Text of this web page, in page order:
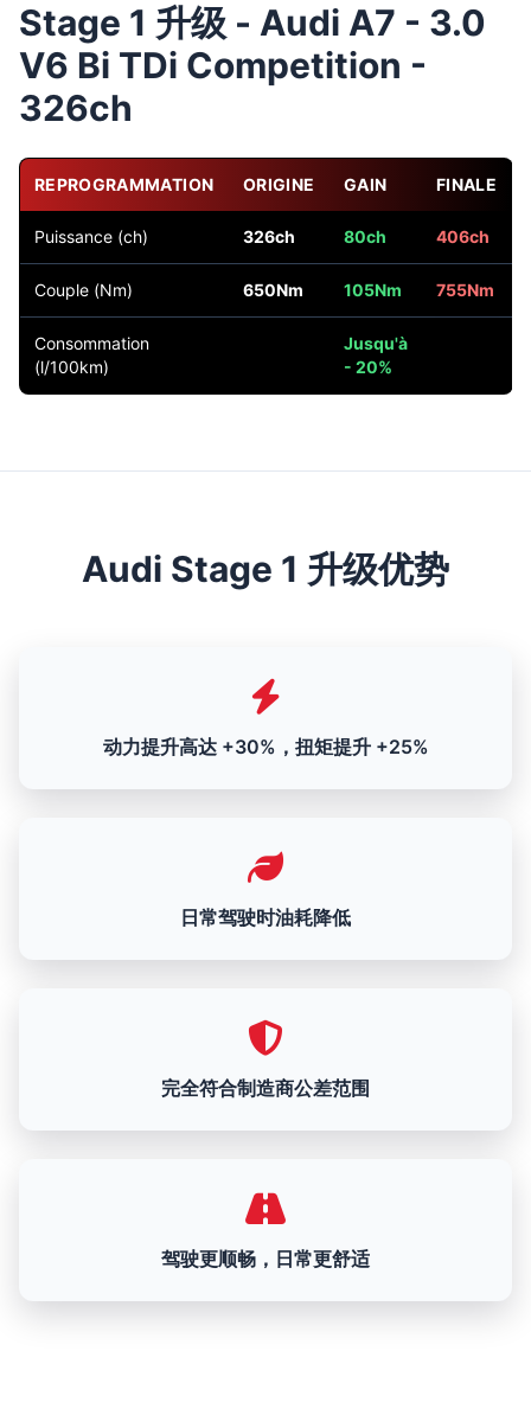
Stage 1 升级 - Audi A7 - 3.0
V6 Bi TDi Competition -
326ch
REPROGRAMMATION ORIGINE GAIN FINALE
Puissance (ch) 326ch 80ch 406ch
Couple (Nm) 650Nm 105Nm 755Nm
Consommation
(l/100km)
Jusqu'à
- 20%
Audi Stage 1 升级优势
动力提升高达 +30%，扭矩提升 +25%
日常驾驶时油耗降低
完全符合制造商公差范围
驾驶更顺畅，日常更舒适